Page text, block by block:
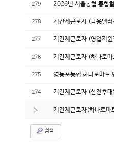
279 2026년 서울농협 통합
278 기간제근로자 (금융텔
277 기간제근로자 (영업지
276 기간제근로자 (하나로
275 영등포농협 하나로마트
274 기간제근로자 (산전후
» 기간제근로자(하나로마
검색